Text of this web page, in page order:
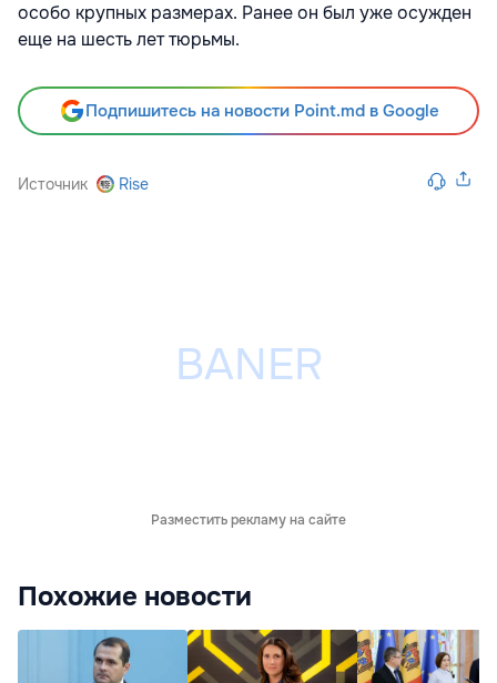
особо крупных размерах. Ранее он был уже осужден
еще на шесть лет тюрьмы.
Подпишитесь на новости Point.md в Google
Источник Rise
Разместить рекламу на сайте
Похожие новости